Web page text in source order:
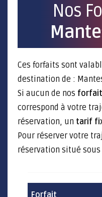
Nos
Ces forfaits sont
destination de :
Si aucun de nos
correspond à votre
réservation, un tarif
Pour réserver votre
réservation situé
Forfait